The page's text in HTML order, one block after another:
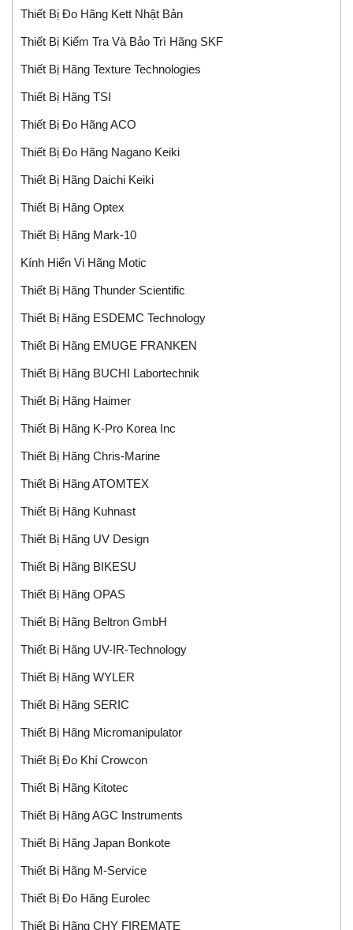
Thiết Bị Đo Hãng Kett Nhật Bản
Thiết Bị Kiểm Tra Và Bảo Trì Hãng SKF
Thiết Bị Hãng Texture Technologies
Thiết Bị Hãng TSI
Thiết Bị Đo Hãng ACO
Thiết Bị Đo Hãng Nagano Keiki
Thiết Bị Hãng Daichi Keiki
Thiết Bị Hãng Optex
Thiết Bị Hãng Mark-10
Kính Hiển Vi Hãng Motic
Thiết Bị Hãng Thunder Scientific
Thiết Bị Hãng ESDEMC Technology
Thiết Bị Hãng EMUGE FRANKEN
Thiết Bị Hãng BUCHI Labortechnik
Thiết Bị Hãng Haimer
Thiết Bị Hãng K-Pro Korea Inc
Thiết Bị Hãng Chris-Marine
Thiết Bị Hãng ATOMTEX
Thiết Bị Hãng Kuhnast
Thiết Bị Hãng UV Design
Thiết Bị Hãng BIKESU
Thiết Bị Hãng OPAS
Thiết Bị Hãng Beltron GmbH
Thiết Bị Hãng UV-IR-Technology
Thiết Bị Hãng WYLER
Thiết Bị Hãng SERIC
Thiết Bị Hãng Micromanipulator
Thiết Bị Đo Khí Crowcon
Thiết Bị Hãng Kitotec
Thiết Bị Hãng AGC Instruments
Thiết Bị Hãng Japan Bonkote
Thiết Bị Hãng M-Service
Thiết Bị Đo Hãng Eurolec
Thiết Bị Hãng CHY FIREMATE